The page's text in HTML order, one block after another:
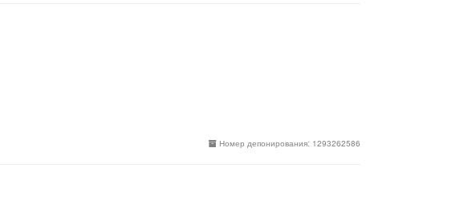
Номер депонирования: 1293262586